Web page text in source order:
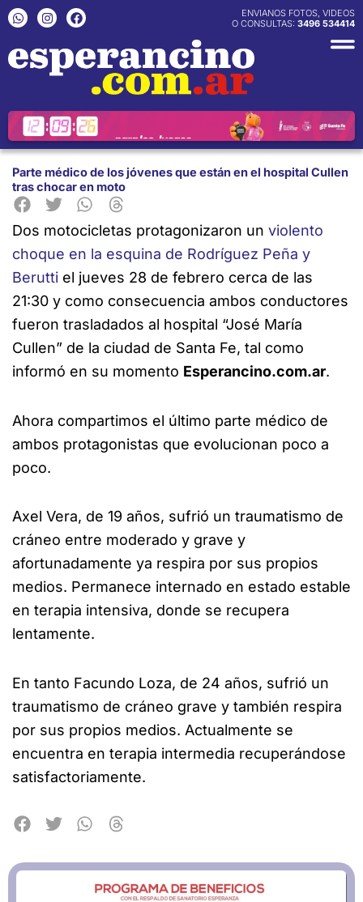
contenido
W
h
t
s
a
I
n
t
a
g
m
F
a
e
b
ENVIANOS FOTOS, VIDEOS
O CONSULTAS: 3496 534414
Parte médico de los jóvenes que están en el hospital Cullen
tras chocar en moto
Dos motocicletas protagonizaron un violento
choque en la esquina de Rodríguez Peña y
Berutti el jueves 28 de febrero cerca de las
21:30 y como consecuencia ambos conductores
fueron trasladados al hospital “José María
Cullen” de la ciudad de Santa Fe, tal como
informó en su momento Esperancino.com.ar.
Ahora compartimos el último parte médico de
ambos protagonistas que evolucionan poco a
poco.
Axel Vera, de 19 años, sufrió un traumatismo de
cráneo entre moderado y grave y
afortunadamente ya respira por sus propios
medios. Permanece internado en estado estable
en terapia intensiva, donde se recupera
lentamente.
En tanto Facundo Loza, de 24 años, sufrió un
traumatismo de cráneo grave y también respira
por sus propios medios. Actualmente se
encuentra en terapia intermedia recuperándose
satisfactoriamente.